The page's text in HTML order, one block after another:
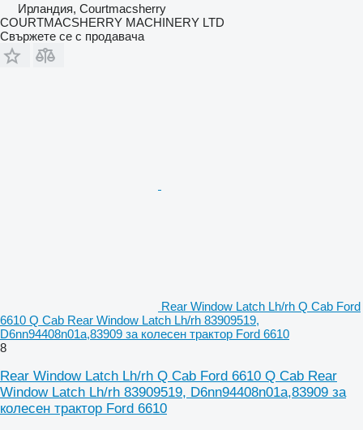
Ирландия, Courtmacsherry
COURTMACSHERRY MACHINERY LTD
Свържете се с продавача
Rear Window Latch Lh/rh Q Cab Ford
6610 Q Cab Rear Window Latch Lh/rh 83909519,
D6nn94408n01a,83909 за колесен трактор Ford 6610
8
Rear Window Latch Lh/rh Q Cab Ford 6610 Q Cab Rear
Window Latch Lh/rh 83909519, D6nn94408n01a,83909 за
колесен трактор Ford 6610